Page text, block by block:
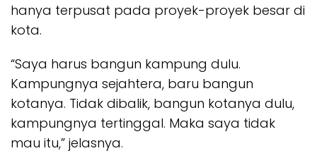
hanya terpusat pada proyek-proyek besar di
kota.
“Saya harus bangun kampung dulu.
Kampungnya sejahtera, baru bangun
kotanya. Tidak dibalik, bangun kotanya dulu,
kampungnya tertinggal. Maka saya tidak
mau itu,” jelasnya.